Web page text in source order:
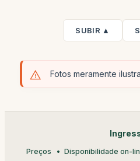
SUBIR ▲
Fotos meramente
Preços Disponibilidade on-